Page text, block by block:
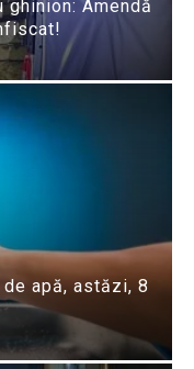
Amendă
de apă, astăzi, 8